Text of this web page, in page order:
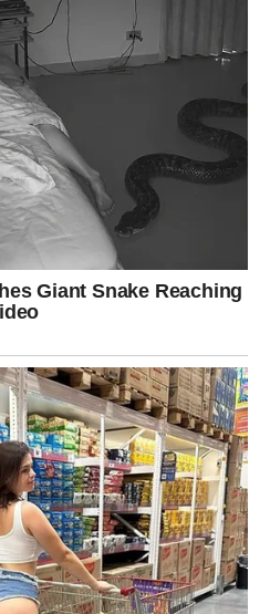
i otvorite put prema
odgovore.
više nego što sada